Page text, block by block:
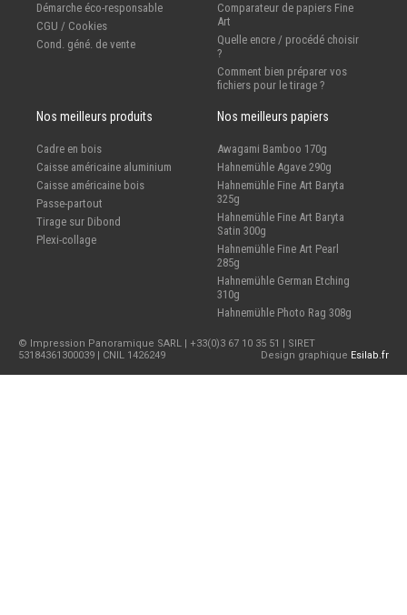
Démarche éco-responsable
CGU / Cookies
Cond. géné. de vente
Comparateur de papiers Fine
Art
Quelle encre / procédé choisir
?
Comment bien préparer vos
fichiers pour le tirage ?
Nos meilleurs produits
Cadre en bois
Caisse américaine aluminium
Caisse américaine bois
Passe-partout
Tirage sur Dibond
Plexi-collage
Nos meilleurs papiers
Awagami Bamboo 170g
Hahnemühle Agave 290g
Hahnemühle Fine Art Baryta
325g
Hahnemühle Fine Art Baryta
Satin 300g
Hahnemühle Fine Art Pearl
285g
Hahnemühle German Etching
310g
Hahnemühle Photo Rag 308g
© Impression Panoramique SARL | +33(0)3 67 10 35 51 | SIRET
53184361300039 | CNIL 1426249
Design graphique Esilab.fr